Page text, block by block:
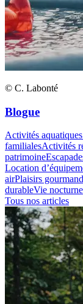
© C. Labonté
Blogue
Activités
familialesActivités
patrimoine
Location
airPlaisirs
durableVie nocturne
Tous nos articles